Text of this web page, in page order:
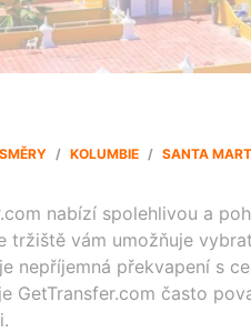
SMĚRY / KOLUMBIE / SANTA
nabízí spolehlivou a
tržiště vám umožňuje
nepříjemná překvapení s
GetTransfer.com často